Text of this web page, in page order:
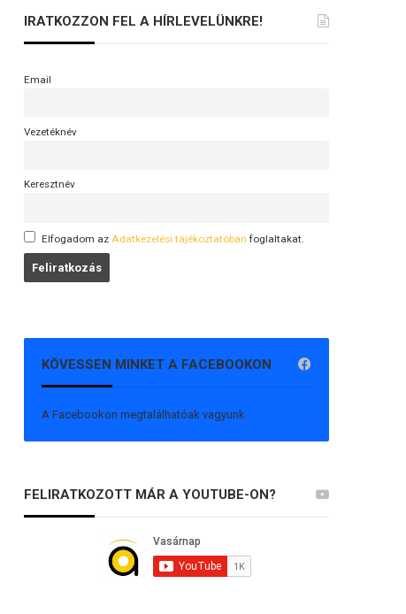
IRATKOZZON FEL A HÍRLEVELÜNKRE!
Email
Vezetéknév
Keresztnév
Elfogadom az Adatkezelési tájékoztatóban foglaltakat.
KÖVESSEN MINKET A FACEBOOKON
A Facebookon megtalálhatóak vagyunk
FELIRATKOZOTT MÁR A YOUTUBE-ON?